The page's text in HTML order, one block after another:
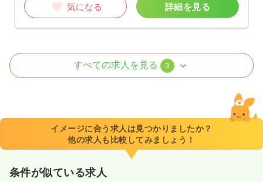
気になる 詳細を見る
外来 正・准看護師
8:30～17:30（休憩60分）
日祝休み
月給26万円以上可
気になる
すべての求人を見る 3
イメージに合う求人は見つかりましたか？
他の求人も比較してみましょう！
条件が似ている求人